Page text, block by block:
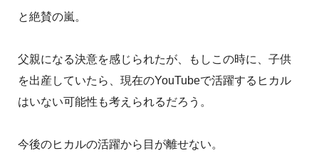
と絶賛の嵐。
父親になる決意を感じられたが、もしこの時に、子供
を出産していたら、現在のYouTubeで活躍するヒカル
はいない可能性も考えられるだろう。
今後のヒカルの活躍から目が離せない。